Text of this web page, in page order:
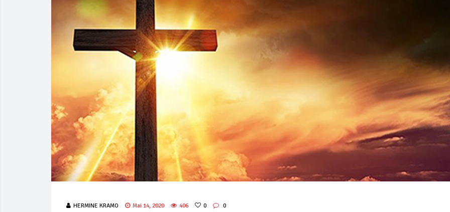
HERMINE KRAMO Mai 14, 2020 406 0 0